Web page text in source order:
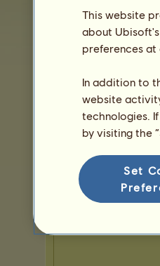
Die Trophäen
0 0
This website
about
preferences at
In addition to
website
technologies.
by visiting the
Set